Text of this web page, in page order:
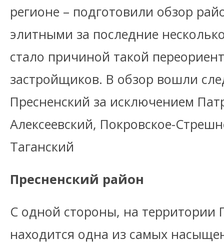
регионе – подготовили обзор
элитными за последние
стало причиной такой
застройщиков. В обзор вошли
Пресненский за исключением
Алексеевский, Покровское-
Таганский
Пресненский район
С одной стороны, на территории
находится одна из самых